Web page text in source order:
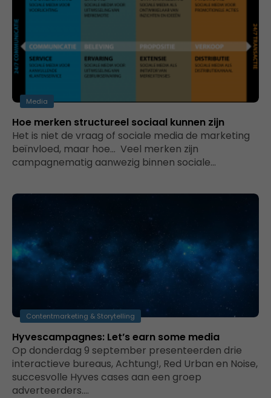
Media
Hoe merken structureel sociaal kunnen zijn
Het is niet de vraag of sociale media de marketing
beïnvloed, maar hoe… Veel merken zijn
campagnematig aanwezig binnen sociale…
Contentmarketing & Storytelling
Hyvescampagnes: Let’s earn some media
Op donderdag 9 september presenteerden drie
interactieve bureaus, Achtung!, Red Urban en Noise,
succesvolle Hyves cases aan een groep
adverteerders.…